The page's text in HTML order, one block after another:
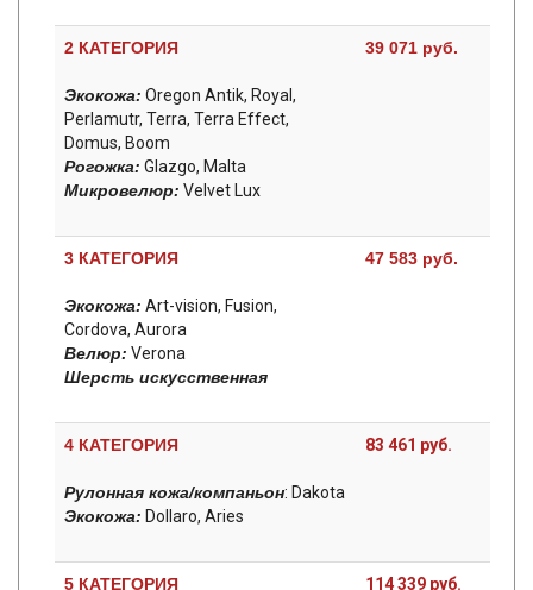
2 КАТЕГОРИЯ
Экокожа: Oregon Antik, Royal,
Perlamutr, Terra, Terra Effect,
Domus, Boom
Рогожка: Glazgo, Malta
Микровелюр: Velvet Lux
39 071 руб.
3 КАТЕГОРИЯ
Экокожа: Art-vision, Fusion,
Cordova, Aurora
Велюр: Verona
Шерсть искусственная
47 583 руб.
4 КАТЕГОРИЯ
Рулонная кожа/компаньон: Dakota
Экокожа: Dollaro, Aries
83 461 руб.
5 КАТЕГОРИЯ 114 339 руб.